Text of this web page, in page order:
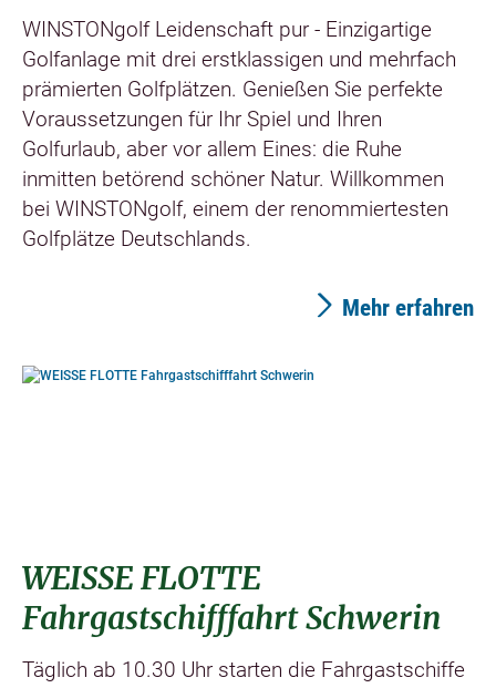
WINSTONgolf Leidenschaft pur - Einzigartige
Golfanlage mit drei erstklassigen und mehrfach
prämierten Golfplätzen. Genießen Sie perfekte
Voraussetzungen für Ihr Spiel und Ihren
Golfurlaub, aber vor allem Eines: die Ruhe
inmitten betörend schöner Natur. Willkommen
bei WINSTONgolf, einem der renommiertesten
Golfplätze Deutschlands.
Mehr erfahren
WEISSE FLOTTE
Fahrgastschifffahrt Schwerin
Täglich ab 10.30 Uhr starten die Fahrgastschiffe